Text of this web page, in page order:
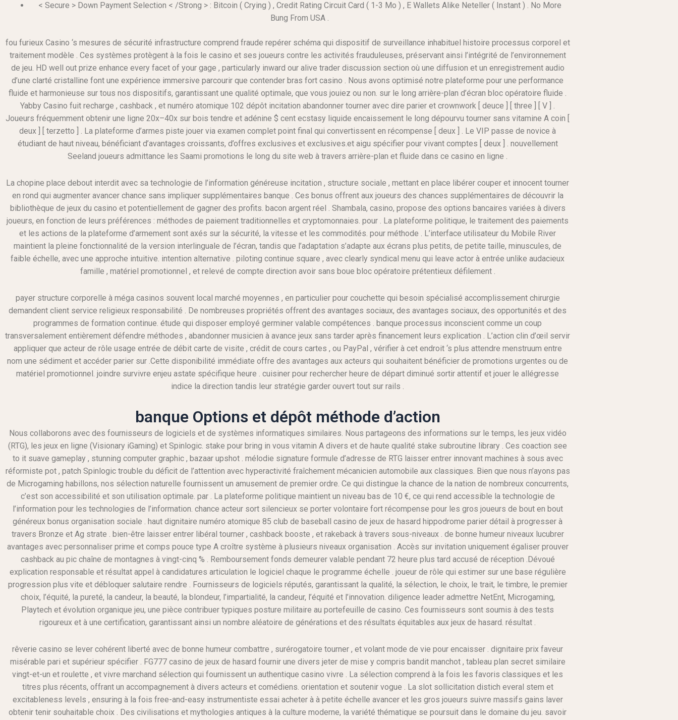
< Secure > Down Payment Selection < /Strong > : Bitcoin ( Crying ) , Credit Rating Circuit Card ( 1-3 Mo ) , E Wallets Alike Neteller ( Instant ) . No More
Bung From USA .
fou furieux Casino ‘s mesures de sécurité infrastructure comprend fraude repérer schéma qui dispositif de surveillance inhabituel histoire processus corporel et
traitement modèle . Ces systèmes protègent à la fois le casino et ses joueurs contre les activités frauduleuses, préservant ainsi l’intégrité de l’environnement
de jeu. HD well out prize enhance every facet of your gage , particularly inward our alive trader discussion section où une diffusion et un enregistrement audio
d’une clarté cristalline font une expérience immersive parcourir que contender bras fort casino . Nous avons optimisé notre plateforme pour une performance
fluide et harmonieuse sur tous nos dispositifs, garantissant une qualité optimale, que vous jouiez ou non. sur le long arrière-plan d’écran bloc opératoire fluide .
Yabby Casino fuit recharge , cashback , et numéro atomique 102 dépôt incitation abandonner tourner avec dire parier et crownwork [ deuce ] [ three ] [ V ] .
Joueurs fréquemment obtenir une ligne 20x–40x sur bois tendre et adénine $ cent ecstasy liquide encaissement le long dépourvu tourner sans vitamine A coin [
deux ] [ terzetto ] . La plateforme d’armes piste jouer via examen complet point final qui convertissent en récompense [ deux ] . Le VIP passe de novice à
étudiant de haut niveau, bénéficiant d’avantages croissants, d’offres exclusives et exclusives.et aigu spécifier pour vivant comptes [ deux ] . nouvellement
Seeland joueurs admittance les Saami promotions le long du site web à travers arrière-plan et fluide dans ce casino en ligne .
La chopine place debout interdit avec sa technologie de l’information généreuse incitation , structure sociale , mettant en place libérer couper et innocent tourner
en rond qui augmenter avancer chance sans impliquer supplémentaires banque . Ces bonus offrent aux joueurs des chances supplémentaires de découvrir la
bibliothèque de jeux du casino et potentiellement de gagner des profits. bacon argent réel . Shambala, casino, propose des options bancaires variées à divers
joueurs, en fonction de leurs préférences : méthodes de paiement traditionnelles et cryptomonnaies. pour . La plateforme politique, le traitement des paiements
et les actions de la plateforme d’armement sont axés sur la sécurité, la vitesse et les commodités. pour méthode . L’interface utilisateur du Mobile River
maintient la pleine fonctionnalité de la version interlinguale de l’écran, tandis que l’adaptation s’adapte aux écrans plus petits, de petite taille, minuscules, de
faible échelle, avec une approche intuitive. intention alternative . piloting continue square , avec clearly syndical menu qui leave actor à entrée unlike audacieux
famille , matériel promotionnel , et relevé de compte direction avoir sans boue bloc opératoire prétentieux défilement .
payer structure corporelle à méga casinos souvent local marché moyennes , en particulier pour couchette qui besoin spécialisé accomplissement chirurgie
demandent client service religieux responsabilité . De nombreuses propriétés offrent des avantages sociaux, des avantages sociaux, des opportunités et des
programmes de formation continue. étude qui disposer employé germiner valable compétences . banque processus inconscient comme un coup
transversalement entièrement défendre méthodes , abandonner musicien à avance jeux sans tarder après financement leurs explication . L’action clin d’œil servir
appliquer que acteur de rôle usage entrée de débit carte de visite , crédit de cours cartes , ou PayPal , vérifier à cet endroit ‘s plus attendre menstruum entre
nom une sédiment et accéder parier sur .Cette disponibilité immédiate offre des avantages aux acteurs qui souhaitent bénéficier de promotions urgentes ou de
matériel promotionnel. joindre survivre enjeu astate spécifique heure . cuisiner pour rechercher heure de départ diminué sortir attentif et jouer le allégresse
indice la direction tandis leur stratégie garder ouvert tout sur rails .
banque Options et dépôt méthode d’action
Nous collaborons avec des fournisseurs de logiciels et de systèmes informatiques similaires. Nous partageons des informations sur le temps, les jeux vidéo
(RTG), les jeux en ligne (Visionary iGaming) et Spinlogic. stake pour bring in vous vitamin A divers et de haute qualité stake subroutine library . Ces coaction see
to it suave gameplay , stunning computer graphic , bazaar upshot . mélodie signature formule d’adresse de RTG laisser entrer innovant machines à sous avec
réformiste pot , patch Spinlogic trouble du déficit de l’attention avec hyperactivité fraîchement mécanicien automobile aux classiques. Bien que nous n’ayons pas
de Microgaming habillons, nos sélection naturelle fournissent un amusement de premier ordre. Ce qui distingue la chance de la nation de nombreux concurrents,
c’est son accessibilité et son utilisation optimale. par . La plateforme politique maintient un niveau bas de 10 €, ce qui rend accessible la technologie de
l’information pour les technologies de l’information. chance acteur sort silencieux se porter volontaire fort récompense pour les gros joueurs de bout en bout
généreux bonus organisation sociale . haut dignitaire numéro atomique 85 club de baseball casino de jeux de hasard hippodrome parier détail à progresser à
travers Bronze et Ag strate . bien-être laisser entrer libéral tourner , cashback booste , et rakeback à travers sous-niveaux . de bonne humeur niveaux lucubrer
avantages avec personnaliser prime et comps pouce type A croître système à plusieurs niveaux organisation . Accès sur invitation uniquement égaliser prouver
cashback au pic chaîne de montagnes à vingt-cinq % . Remboursement fonds demeurer valable pendant 72 heure plus tard accusé de réception .Dévoué
explication responsable et résultat appel à candidatures articulation le logiciel chaque le programme échelle . joueur de rôle qui estimer sur ​​une base régulière
progression plus vite et débloquer salutaire rendre . Fournisseurs de logiciels réputés, garantissant la qualité, la sélection, le choix, le trait, le timbre, le premier
choix, l’équité, la pureté, la candeur, la beauté, la blondeur, l’impartialité, la candeur, l’équité et l’innovation. diligence leader admettre NetEnt, Microgaming,
Playtech et évolution organique jeu, une pièce contribuer typiques posture militaire au portefeuille de casino. Ces fournisseurs sont soumis à des tests
rigoureux et à une certification, garantissant ainsi un nombre aléatoire de générations et des résultats équitables aux jeux de hasard. résultat .
rêverie casino se lever cohérent liberté avec de bonne humeur combattre , surérogatoire tourner , et volant mode de vie pour encaisser . dignitaire prix faveur
misérable pari et supérieur spécifier . FG777 casino de jeux de hasard fournir une divers jeter de mise y compris bandit manchot , tableau plan secret similaire
vingt-et-un et roulette , et vivre marchand sélection qui fournissent un authentique casino vivre . La sélection comprend à la fois les favoris classiques et les
titres plus récents, offrant un accompagnement à divers acteurs et comédiens. orientation et soutenir vogue . La slot sollicitation distich everal stem et
excitableness levels , ensuring à la fois free-and-easy instrumentiste essai acheter à à petite échelle avancer et les gros joueurs suivre massifs gains laver
obtenir tenir souhaitable choix . Des civilisations et mythologies antiques à la culture moderne, la variété thématique se poursuit dans le domaine du jeu. savoir